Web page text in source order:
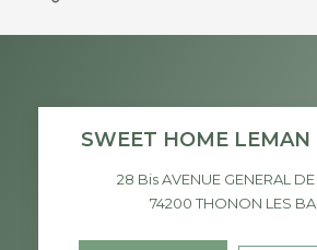
SWEET HOME
28 Bis AVENUE GENERAL
74200THONON LES